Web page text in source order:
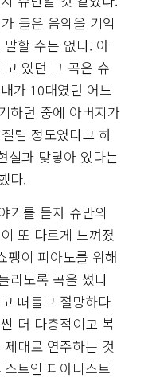
들은 음악을 기억
할 수는 없다. 아
고 있던 그 곡은 슈
가 10대였던 어느
하던 중에 아버지가
릴 정도였다고 하
실과 맞닿아 있다는
다.
기를 듣자 슈만의
또 다르게 느껴졌
팽이 피아노를 위해
리도록 곡을 썼다
떠돌고 절망하다
더 다층적이고 복
대로 연주하는 것
트인 피아니스트